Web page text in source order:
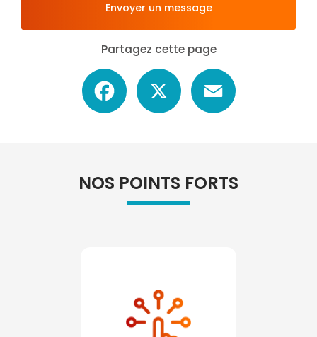
Envoyer un message
Partagez cette page
Facebook
NOS POINTS FORTS